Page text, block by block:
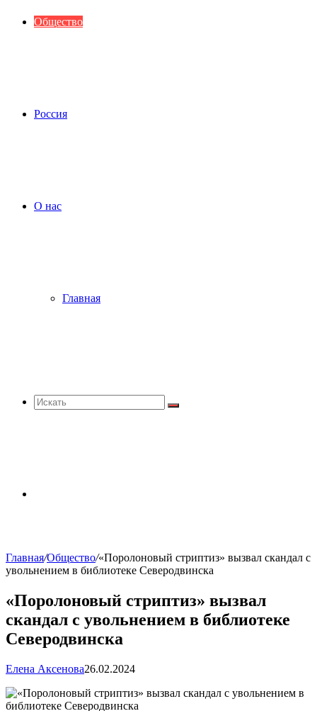
Общество
Россия
О нас
Главная
Искать
Главная/Общество/«Поролоновый стриптиз» вызвал скандал с
увольнением в библиотеке Северодвинска
«Поролоновый стриптиз» вызвал
скандал с увольнением в библиотеке
Северодвинска
Елена Аксенова26.02.2024